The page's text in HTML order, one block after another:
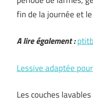
fin de la journée et
A lire également :
Lessive adaptée
Les couches